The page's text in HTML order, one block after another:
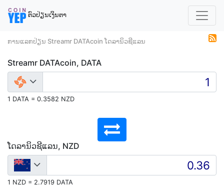
ຕົວປ່ຽນເງິນຕາ
ການແລກປ່ຽນ Streamr DATAcoin ໂດລານິວຊີແລນ
Streamr DATAcoin, DATA
1 DATA = 0.3582 NZD
ໂດລານິວຊີແລນ, NZD
1 NZD = 2.7919 DATA